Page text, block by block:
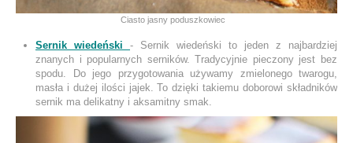
Ciasto jasny poduszkowiec
Sernik wiedeński - Sernik wiedeński to jeden z najbardziej
znanych i popularnych serników. Tradycyjnie pieczony jest bez
spodu. Do jego przygotowania używamy zmielonego twarogu,
masła i dużej ilości jajek. To dzięki takiemu doborowi składników
sernik ma delikatny i aksamitny smak.